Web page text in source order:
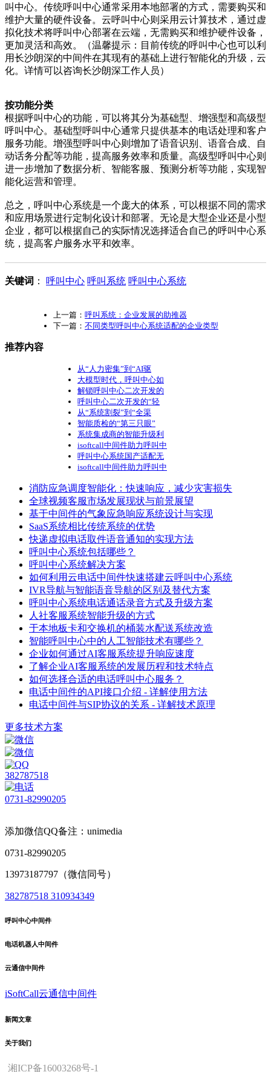
叫中心。传统呼叫中心通常采用本地部署的方式，需要购买和
维护大量的硬件设备。云呼叫中心则采用云计算技术，通过虚
拟化技术将呼叫中心部署在云端，无需购买和维护硬件设备，
更加灵活和高效。（温馨提示：目前传统的呼叫中心也可以利
用长沙朗深的中间件在其现有的基础上进行智能化的升级，云
化。详情可以咨询长沙朗深工作人员）
按功能分类
根据呼叫中心的功能，可以将其分为基础型、增强型和高级型
呼叫中心。基础型呼叫中心通常只提供基本的电话处理和客户
服务功能。增强型呼叫中心则增加了语音识别、语音合成、自
动话务分配等功能，提高服务效率和质量。高级型呼叫中心则
进一步增加了数据分析、智能客服、预测分析等功能，实现智
能化运营和管理。
总之，呼叫中心系统是一个庞大的体系，可以根据不同的需求
和应用场景进行定制化设计和部署。无论是大型企业还是小型
企业，都可以根据自己的实际情况选择适合自己的呼叫中心系
统，提高客户服务水平和效率。
关键词 ： 呼叫中心 呼叫系统 呼叫中心系统
上一篇： 呼叫系统：企业发展的助推器
下一篇： 不同类型呼叫中心系统适配的企业类型
推荐内容
从“人力密集”到“AI驱
大模型时代，呼叫中心如
解锁呼叫中心二次开发的
呼叫中心二次开发的“轻
从“系统割裂”到“全渠
智能质检的“第三只眼”
系统集成商的智能升级利
isoftcall中间件助力呼叫中
呼叫中心系统国产适配无
isoftcall中间件助力呼叫中
消防应急调度智能化：快速响应，减少灾害损失
全球视频客服市场发展现状与前景展望
基于中间件的气象应急响应系统设计与实现
SaaS系统相比传统系统的优势
快递虚拟电话取件语音通知的实现方法
呼叫中心系统包括哪些？
呼叫中心系统解决方案
如何利用云电话中间件快速搭建云呼叫中心系统
IVR导航与智能语音导航的区别及替代方案
呼叫中心系统电话通话录音方式及升级方案
人社客服系统智能升级的方式
于本地板卡和交换机的桶装水配送系统改造
智能呼叫中心中的人工智能技术有哪些？
企业如何通过AI客服系统提升响应速度
了解企业AI客服系统的发展历程和技术特点
如何选择合适的电话呼叫中心服务？
电话中间件的API接口介绍 - 详解使用方法
电话中间件与SIP协议的关系 - 详解技术原理
更多技术方案
382787518
0731-82990205
添加微信QQ备注：unimedia
0731-82990205
13973187797（微信同号）
382787518 310934349
呼叫中心中间件
电话机器人中间件
云通信中间件
iSoftCall云通信中间件
新闻文章
关于我们
湘ICP备16003268号-1